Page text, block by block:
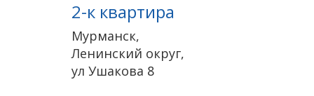
2-к квартира
Мурманск,
Ленинский округ,
ул Ушакова 8